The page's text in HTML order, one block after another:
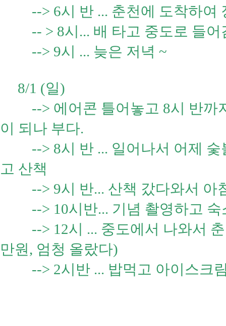
--> 6시 반 ... 춘천에 도착하여
-- > 8시... 배 타고 중도로 들어
--> 9시 ... 늦은 저녁 ~
8/1 (일)
--> 에어콘 틀어놓고 8시 반까
이 되나 부다.
--> 8시 반 ... 일어나서 어제 숯
고 산책
--> 9시 반... 산책 갔다와서 아
--> 10시반... 기념 촬영하고 숙
--> 12시 ... 중도에서 나와서 춘
만원, 엄청 올랐다)
--> 2시반 ... 밥먹고 아이스크림